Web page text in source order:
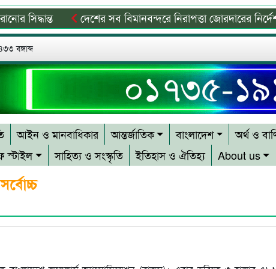
দেশের সব বিমানবন্দরে নিরাপত্তা জোরদারের নির্দেশ
জন্য প্রেরণা হয়ে থাকবে: প্রধানমন্ত্রী
বিশ্ব মাতৃদুগ্ধ দিবস
বঙ্গাব্দ
আইন ও মানবাধিকার আন্তর্জাতিক বাংলাদেশ অর্থ ও
স্টাইল সাহিত্য ও সংস্কৃতি ইতিহাস ও ঐতিহ্য About us